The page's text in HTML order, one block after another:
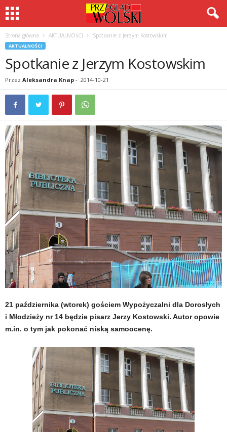
Strona główna AKTUALNOŚCI Spotkanie z Jerzym Kostowskim
AKTUALNOŚCI
Spotkanie z Jerzym Kostowskim
Przez Aleksandra Knap - 2014-10-21
21 października (wtorek) gościem Wypożyczalni dla Dorosłych
i Młodzieży nr 14 będzie pisarz Jerzy Kostowski. Autor opowie
m.in. o tym jak pokonać niską samoocenę.